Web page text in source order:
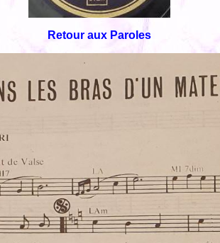
Retour aux Paroles